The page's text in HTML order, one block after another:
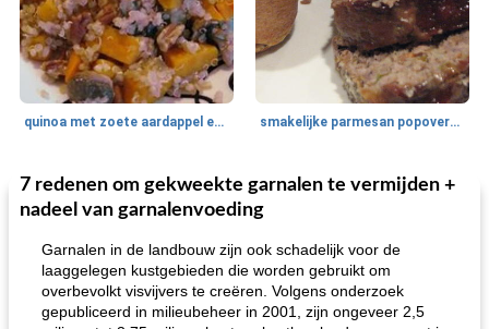
quinoa met zoete aardappel en champignons smakelijke parmesan popovers (gezonder!)
40min
One Dish Meal 720min
Soepen, stoofschotels en Chili
7 redenen om gekweekte garnalen te vermijden +
nadeel van garnalenvoeding
Garnalen in de landbouw zijn ook schadelijk voor de
laaggelegen kustgebieden die worden gebruikt om
overbevolkt visvijvers te creëren. Volgens onderzoek
gepubliceerd in milieubeheer in 2001, zijn ongeveer 2,5